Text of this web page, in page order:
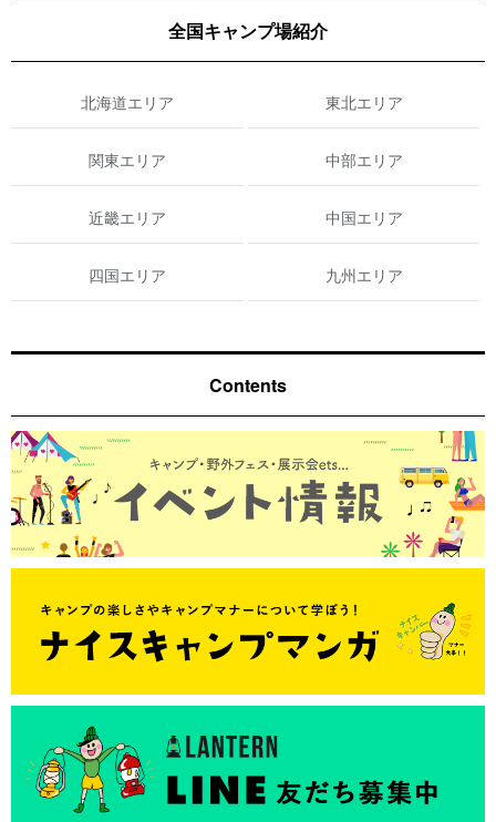
全国キャンプ場紹介
北海道エリア 東北エリア
関東エリア 中部エリア
近畿エリア 中国エリア
四国エリア 九州エリア
Contents